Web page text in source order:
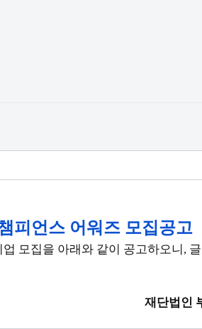
피언스 어워즈 모집공고
모집을 아래와 같이 공고하오니,
재단법인